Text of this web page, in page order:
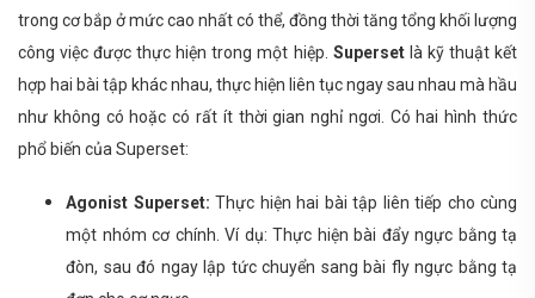
trong cơ bắp ở mức cao nhất có thể, đồng thời tăng tổng khối lượng
công việc được thực hiện trong một hiệp. Supersetlà kỹ thuật kết
hợp hai bài tập khác nhau, thực hiện liên tục ngay sau nhau mà hầu
như không có hoặc có rất ít thời gian nghỉ ngơi. Có hai hình thức
phổ biến của Superset:
Agonist Superset: Thực hiện hai bài tập liên tiếp cho cùng
một nhóm cơ chính. Ví dụ: Thực hiện bài đẩy ngực bằng tạ
đòn, sau đó ngay lập tức chuyển sang bài fly ngực bằng tạ